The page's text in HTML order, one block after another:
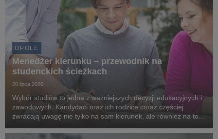
OPOLE
Menedżer kierunku – przewodnik na
studenckich ścieżkach
20 lipca 2026
Wybór studiów to jedna z ważniejszych decyzji edukacyjnych i
zawodowych. Kandydaci oraz ich rodzice coraz częściej
zwracają uwagę nie tylko na sam kierunek, ale również na to,
Uniwersytecie WSB Merito Opole istotn...